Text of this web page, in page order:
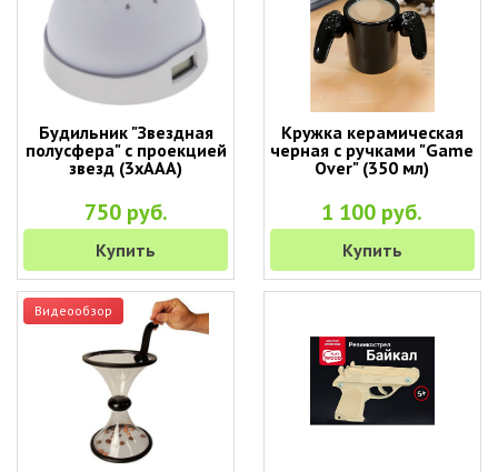
Будильник "Звездная
полусфера" с проекцией
звезд (3хААА)
750 руб.
Купить
Кружка керамическая
черная с ручками "Game
Over" (350 мл)
1 100 руб.
Купить
Видеообзор